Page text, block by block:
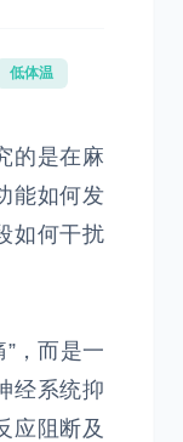
低体温
的是在麻
能如何发
如何干扰
”，而是一
经系统抑
应阻断及